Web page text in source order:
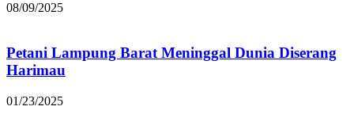
08/09/2025
Petani Lampung Barat Meninggal Dunia Diserang
Harimau
01/23/2025